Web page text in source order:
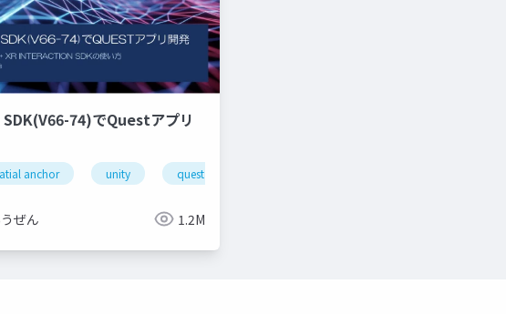
74)でQuestアプリ
anchor unity quest pro
ぜん 1.2M